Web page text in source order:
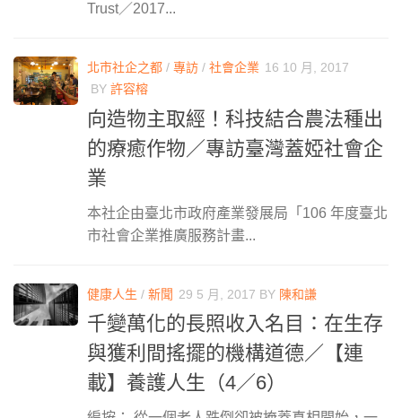
Trust／2017...
北市社企之都 / 專訪 / 社會企業 16 10 月, 2017
BY 許容榕
向造物主取經！科技結合農法種出
的療癒作物／專訪臺灣蓋婭社會企
業
本社企由臺北市政府產業發展局「106 年度臺北
市社會企業推廣服務計畫...
健康人生 / 新聞 29 5 月, 2017 BY 陳和謙
千變萬化的長照收入名目：在生存
與獲利間搖擺的機構道德／【連
載】養護人生（4／6）